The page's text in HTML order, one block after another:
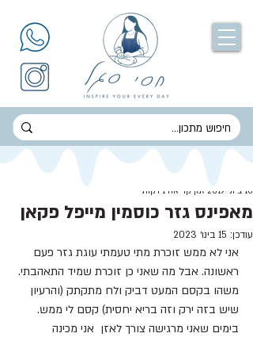
מאפינס גזר כוסמין מייפל פקאן
10 ביוני 2019
זמן קריאה 1 דקות
עודכן: 15 בינו׳ 2023
אני לא ממש זוכרת מתי טעמתי עוגת גזר פעם
ראשונה. אבל מה שאני כן זוכרת שמיד התאהבתי.
משהו בקסם המעט דביק ולח מתקתק (והרעיון
שיש בזה ירק וזה בריא יחסית) קסם לי ממש.
בימים שאני מרגישה צורך לאזן  אני מכינה